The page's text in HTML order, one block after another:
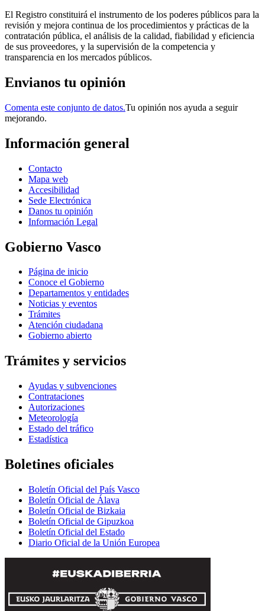
El Registro constituirá el instrumento de los poderes públicos para la
revisión y mejora continua de los procedimientos y prácticas de la
contratación pública, el análisis de la calidad, fiabilidad y eficiencia
de sus proveedores, y la supervisión de la competencia y
transparencia en los mercados públicos.
Envianos tu opinión
Comenta este conjunto de datos.Tu opinión nos ayuda a seguir
mejorando.
Información general
Contacto
Mapa web
Accesibilidad
Sede Electrónica
Danos tu opinión
Información Legal
Gobierno Vasco
Página de inicio
Conoce el Gobierno
Departamentos y entidades
Noticias y eventos
Trámites
Atención ciudadana
Gobierno abierto
Trámites y servicios
Ayudas y subvenciones
Contrataciones
Autorizaciones
Meteorología
Estado del tráfico
Estadística
Boletines oficiales
Boletín Oficial del País Vasco
Boletín Oficial de Álava
Boletín Oficial de Bizkaia
Boletín Oficial de Gipuzkoa
Boletín Oficial del Estado
Diario Oficial de la Unión Europea